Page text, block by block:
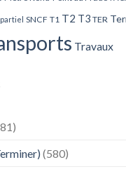
SNCF T1 T2 T3 TER
Travaux
(580)